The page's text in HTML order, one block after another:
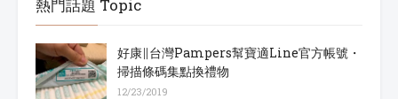
熱門話題 Topic
好康∥台灣Pampers幫寶適Line官方帳號・
掃描條碼集點換禮物
12/23/2019